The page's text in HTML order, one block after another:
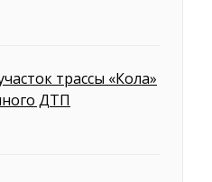
трассы «Кола»
ДТП